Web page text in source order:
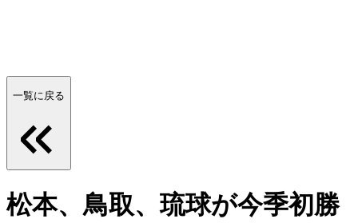
一覧に戻る
松本、鳥取、琉球が今季初勝